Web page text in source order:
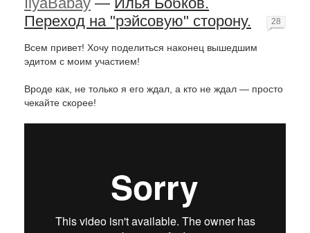
Переход на "рэйсовую" сторону.
Всем привет! Хочу поделиться наконец вышедшим
эдитом с моим участием!
Вроде как, не только я его ждал, а кто не ждал — просто
чекайте скорее!
28